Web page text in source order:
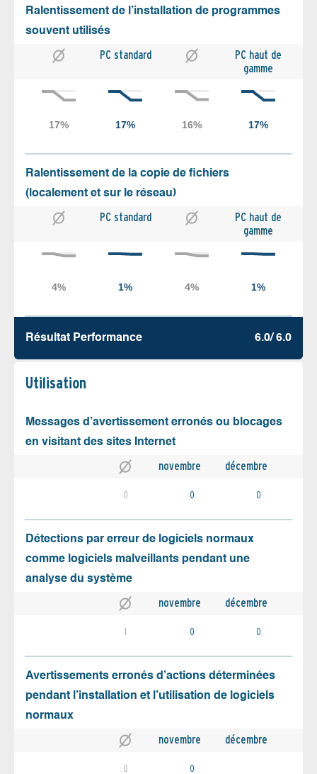
Ralentissement de l’installation de programmes
souvent utilisés
PC standard
PC haut de
gamme
Ralentissement de la copie de fichiers
(localement et sur le réseau)
PC standard
PC haut de
gamme
Résultat Performance 6.0/ 6.0
Utilisation
Messages d’avertissement erronés ou blocages
en visitant des sites Internet
novembre décembre
0 0 0
Détections par erreur de logiciels normaux
comme logiciels malveillants pendant une
analyse du système
novembre décembre
1 0 0
Avertissements erronés d’actions déterminées
pendant l’installation et l’utilisation de logiciels
normaux
novembre décembre
0 0